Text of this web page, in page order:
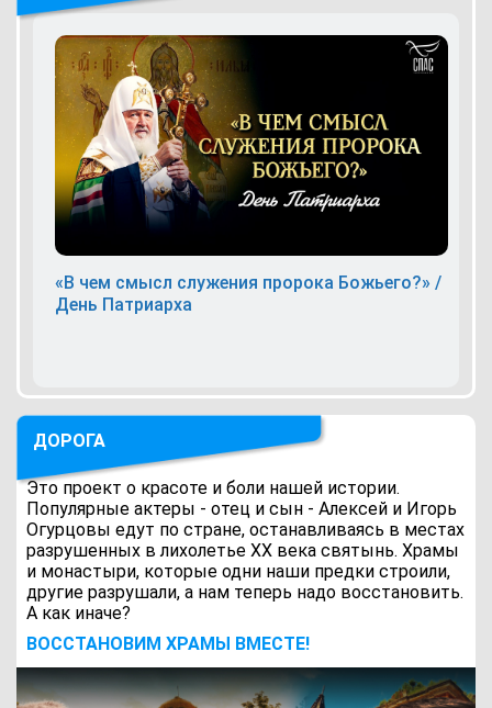
«В чем смысл служения пророка Божьего?» /
День Патриарха
ДОРОГА
Это проект о красоте и боли нашей истории.
Популярные актеры - отец и сын - Алексей и Игорь
Огурцовы едут по стране, останавливаясь в местах
разрушенных в лихолетье ХХ века святынь. Храмы
и монастыри, которые одни наши предки строили,
другие разрушали, а нам теперь надо восстановить.
А как иначе?
ВОCСТАНОВИМ ХРАМЫ ВМЕСТЕ!